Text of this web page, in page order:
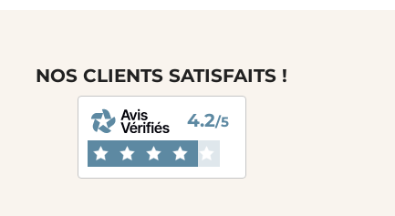
NOS CLIENTS SATISFAITS !
4.2/5